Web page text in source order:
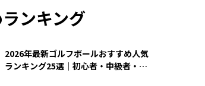
ンキング
2026年最新ゴルフボールおすすめ人気
ランキング25選｜初心者・中級者・上